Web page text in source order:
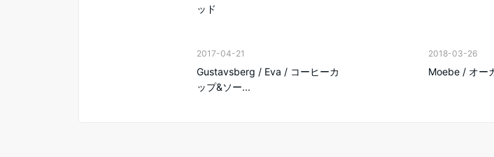
ッド
2017-04-21
Gustavsberg / Eva / コーヒーカ
ップ&ソー...
2018-03-26
Moebe / オー